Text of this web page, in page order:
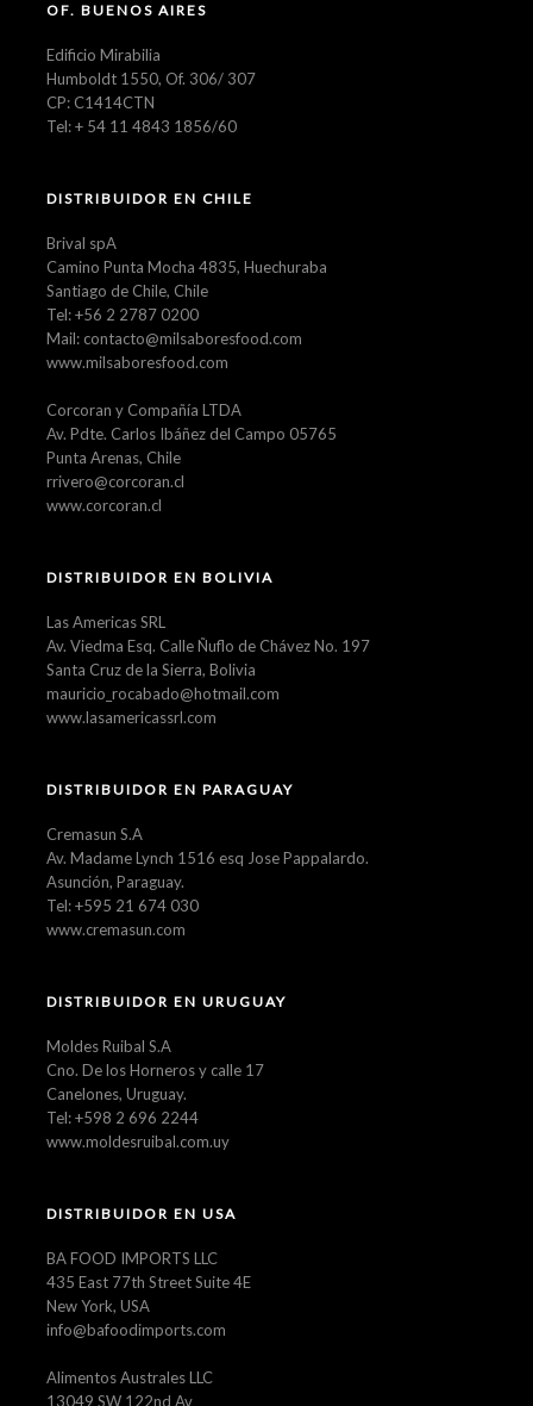
OF. BUENOS AIRES
Edificio Mirabilia
Humboldt 1550, Of. 306/ 307
CP: C1414CTN
Tel: + 54 11 4843 1856/60
DISTRIBUIDOR EN CHILE
Brival spA
Camino Punta Mocha 4835, Huechuraba
Santiago de Chile, Chile
Tel: +56 2 2787 0200
Mail: contacto@milsaboresfood.com
www.milsaboresfood.com
Corcoran y Compañía LTDA
Av. Pdte. Carlos Ibáñez del Campo 05765
Punta Arenas, Chile
rrivero@corcoran.cl
www.corcoran.cl
DISTRIBUIDOR EN BOLIVIA
Las Americas SRL
Av. Viedma Esq. Calle Ñuflo de Chávez No. 197
Santa Cruz de la Sierra, Bolivia
mauricio_rocabado@hotmail.com
www.lasamericassrl.com
DISTRIBUIDOR EN PARAGUAY
Cremasun S.A
Av. Madame Lynch 1516 esq Jose Pappalardo.
Asunción, Paraguay.
Tel: +595 21 674 030
www.cremasun.com
DISTRIBUIDOR EN URUGUAY
Moldes Ruibal S.A
Cno. De los Horneros y calle 17
Canelones, Uruguay.
Tel: +598 2 696 2244
www.moldesruibal.com.uy
DISTRIBUIDOR EN USA
BA FOOD IMPORTS LLC
435 East 77th Street Suite 4E
New York, USA
info@bafoodimports.com
Alimentos Australes LLC
13049 SW 122nd Av